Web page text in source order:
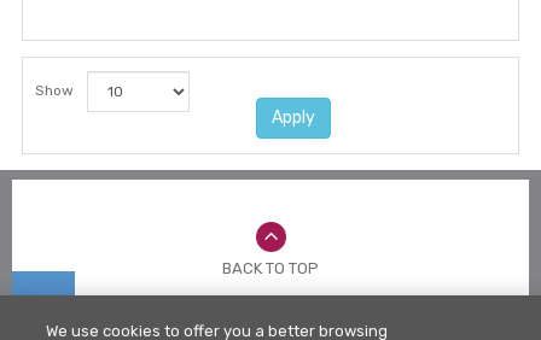
Show
Apply
BACK TO TOP
We use cookies to offer you a better browsing